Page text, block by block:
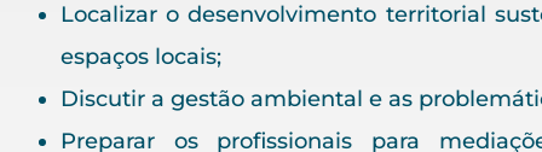
Localizar o desenvolvimento territorial
espaços locais;
Discutir a gestão ambiental e as
Preparar os profissionais para